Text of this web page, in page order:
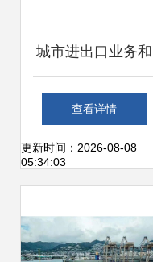
城市进出口业务和
物流国际货物中集
装箱货船的空中俯
里府林查班用起重
查看详情
更新时间：2026-08-08
05:34:03